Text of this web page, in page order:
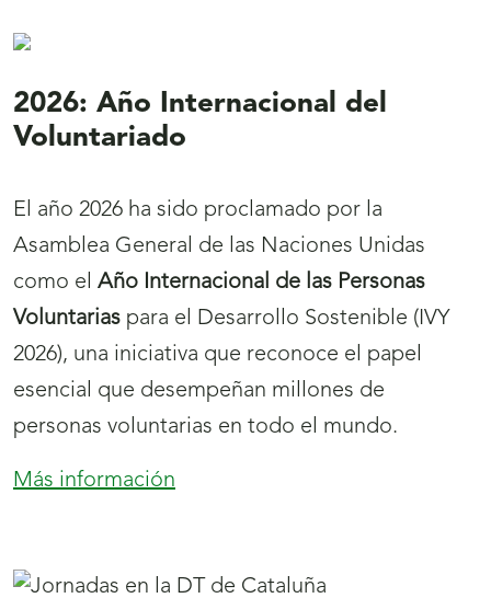
de
portada
2026: Año Internacional del
Voluntariado
El año 2026 ha sido proclamado por la
Asamblea General de las Naciones Unidas
como el Año Internacional de las Personas
Voluntarias para el Desarrollo Sostenible (IVY
2026), una iniciativa que reconoce el papel
esencial que desempeñan millones de
personas voluntarias en todo el mundo.
Más información
del